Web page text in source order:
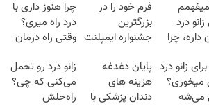
درد
داره، چرا
میکنی؟❗
فرم خود را در
بزرگترین
جشنواره ایمپلنت
فقط ۲۵ میلیون
چرا هنوز داری با
درد راه میری؟
وقتی راه درمان
زانو درد
می‌شه
پایان دغدغه
هزینه های
دندان پزشکی با
زانو درد رو تحمل
می‌کنی که چی؟
راه‌حلش